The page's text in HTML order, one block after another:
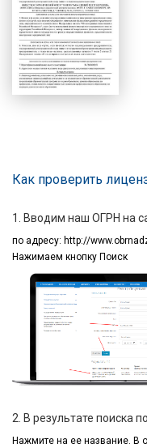
Как проверить
1. Вводим наш ОГРН на
по адресу: http://
Нажимаем кнопку Поиск
2. В результате поиска
Нажмите на ее название. В